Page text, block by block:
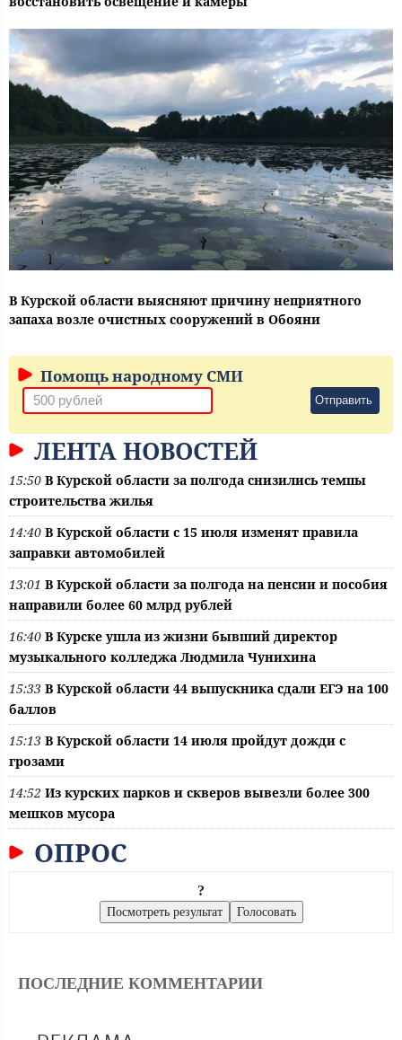
В Курской области выясняют причину неприятного
запаха возле очистных сооружений в Обояни
Помощь народному СМИ
Отправить
ЛЕНТА НОВОСТЕЙ
15:50 В Курской области за полгода снизились темпы
строительства жилья
14:40 В Курской области с 15 июля изменят правила
заправки автомобилей
13:01 В Курской области за полгода на пенсии и пособия
направили более 60 млрд рублей
16:40 В Курске ушла из жизни бывший директор
музыкального колледжа Людмила Чунихина
15:33 В Курской области 44 выпускника сдали ЕГЭ на 100
баллов
15:13 В Курской области 14 июля пройдут дожди с
грозами
14:52 Из курских парков и скверов вывезли более 300
мешков мусора
ОПРОС
?
ПОСЛЕДНИЕ КОММЕНТАРИИ